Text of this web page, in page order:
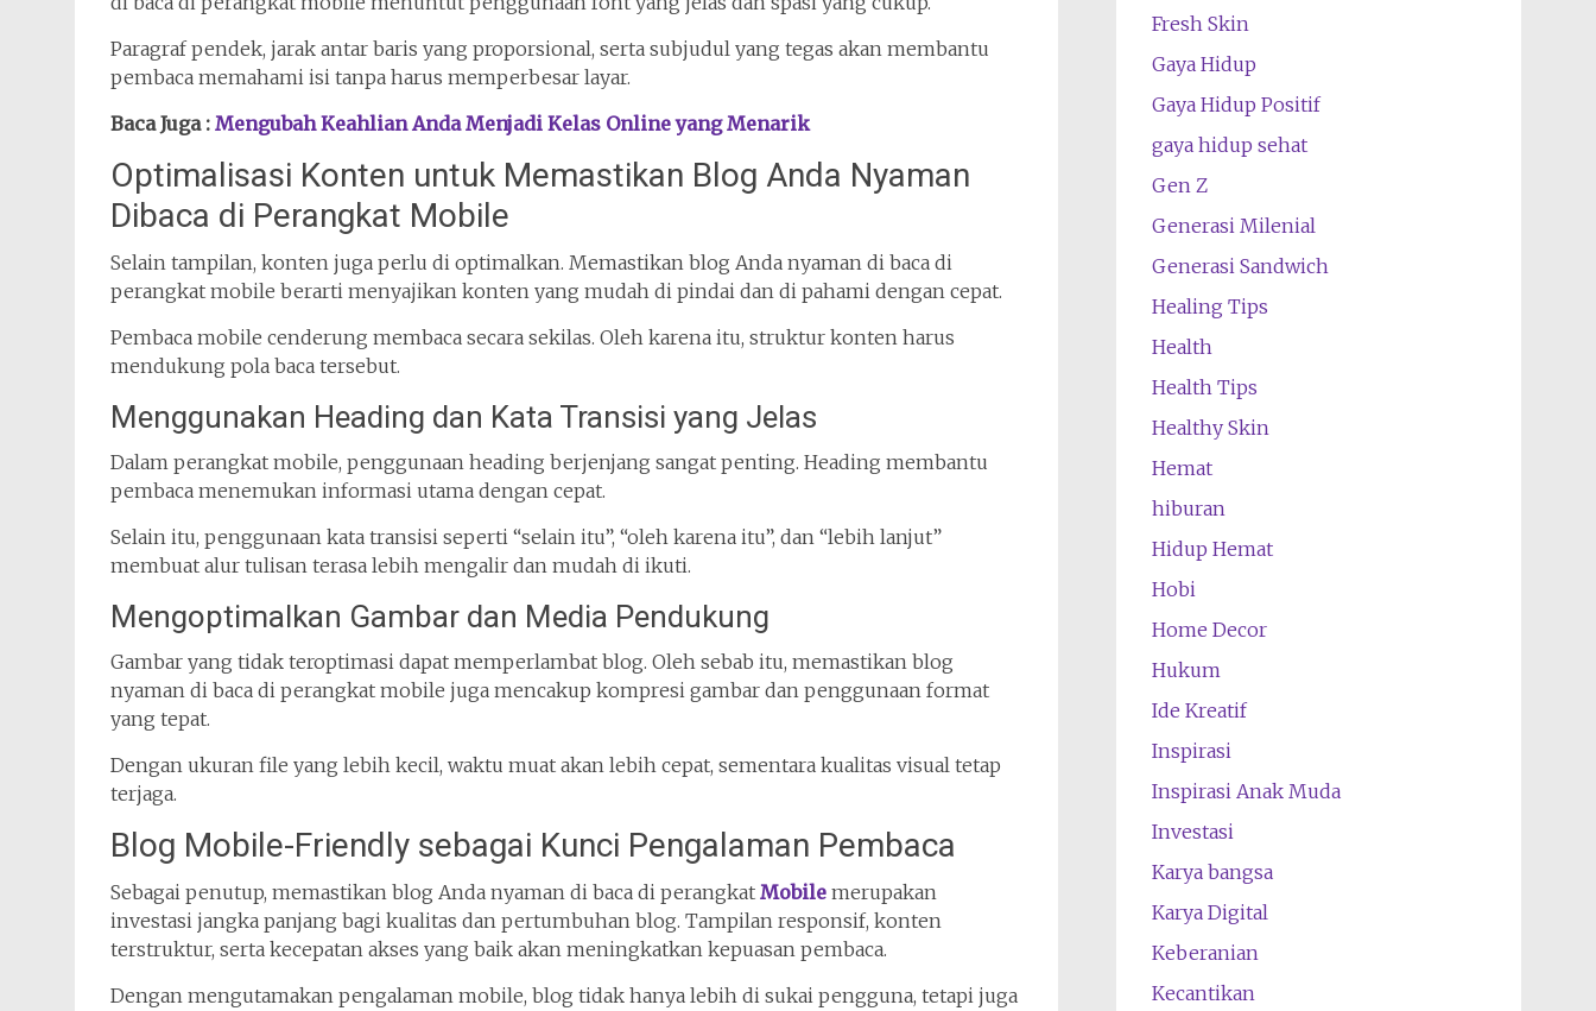
Paragraf pendek, jarak antar baris yang proporsional, serta subjudul yang tegas akan membantu
pembaca memahami isi tanpa harus memperbesar layar.
Baca Juga : Mengubah Keahlian Anda Menjadi Kelas Online yang Menarik
Optimalisasi Konten untuk Memastikan Blog Anda Nyaman
Dibaca di Perangkat Mobile
Selain tampilan, konten juga perlu di optimalkan. Memastikan blog Anda nyaman di baca di
perangkat mobile berarti menyajikan konten yang mudah di pindai dan di pahami dengan cepat.
Pembaca mobile cenderung membaca secara sekilas. Oleh karena itu, struktur konten harus
mendukung pola baca tersebut.
Menggunakan Heading dan Kata Transisi yang Jelas
Dalam perangkat mobile, penggunaan heading berjenjang sangat penting. Heading membantu
pembaca menemukan informasi utama dengan cepat.
Selain itu, penggunaan kata transisi seperti “selain itu”, “oleh karena itu”, dan “lebih lanjut”
membuat alur tulisan terasa lebih mengalir dan mudah di ikuti.
Mengoptimalkan Gambar dan Media Pendukung
Gambar yang tidak teroptimasi dapat memperlambat blog. Oleh sebab itu, memastikan blog
nyaman di baca di perangkat mobile juga mencakup kompresi gambar dan penggunaan format
yang tepat.
Dengan ukuran file yang lebih kecil, waktu muat akan lebih cepat, sementara kualitas visual tetap
terjaga.
Blog Mobile-Friendly sebagai Kunci Pengalaman Pembaca
Sebagai penutup, memastikan blog Anda nyaman di baca di perangkat Mobile merupakan
investasi jangka panjang bagi kualitas dan pertumbuhan blog. Tampilan responsif, konten
terstruktur, serta kecepatan akses yang baik akan meningkatkan kepuasan pembaca.
Dengan mengutamakan pengalaman mobile, blog tidak hanya lebih di sukai pengguna, tetapi juga
Fresh Skin
Gaya Hidup
Gaya Hidup Positif
gaya hidup sehat
Gen Z
Generasi Milenial
Generasi Sandwich
Healing Tips
Health
Health Tips
Healthy Skin
Hemat
hiburan
Hidup Hemat
Hobi
Home Decor
Hukum
Ide Kreatif
Inspirasi
Inspirasi Anak Muda
Investasi
Karya bangsa
Karya Digital
Keberanian
Kecantikan